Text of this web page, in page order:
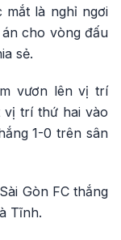
mắt là nghỉ ngơi
cho vòng đấu
sẻ.
vươn lên vị trí
vị trí thứ hai vào
1-0 trên sân
Gòn FC thắng
Tĩnh.